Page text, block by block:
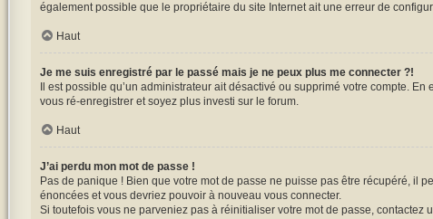
également possible que le propriétaire du site Internet ait une erreur de
Haut
Je me suis enregistré par le passé mais je ne peux plus me connecter ?!
Il est possible qu’un administrateur ait désactivé ou supprimé votre compte.
vous ré-enregistrer et soyez plus investi sur le forum.
Haut
J’ai perdu mon mot de passe !
Pas de panique ! Bien que votre mot de passe ne puisse pas être récupéré, il
énoncées et vous devriez pouvoir à nouveau vous connecter.
Si toutefois vous ne parveniez pas à réinitialiser votre mot de passe, contactez